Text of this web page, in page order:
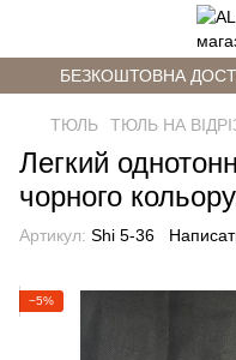
БЕЗКОШТОВНА
ТЮЛЬ ТЮЛЬ НА
Легкий
чорного
Артикул: Shi 5-36
−5%